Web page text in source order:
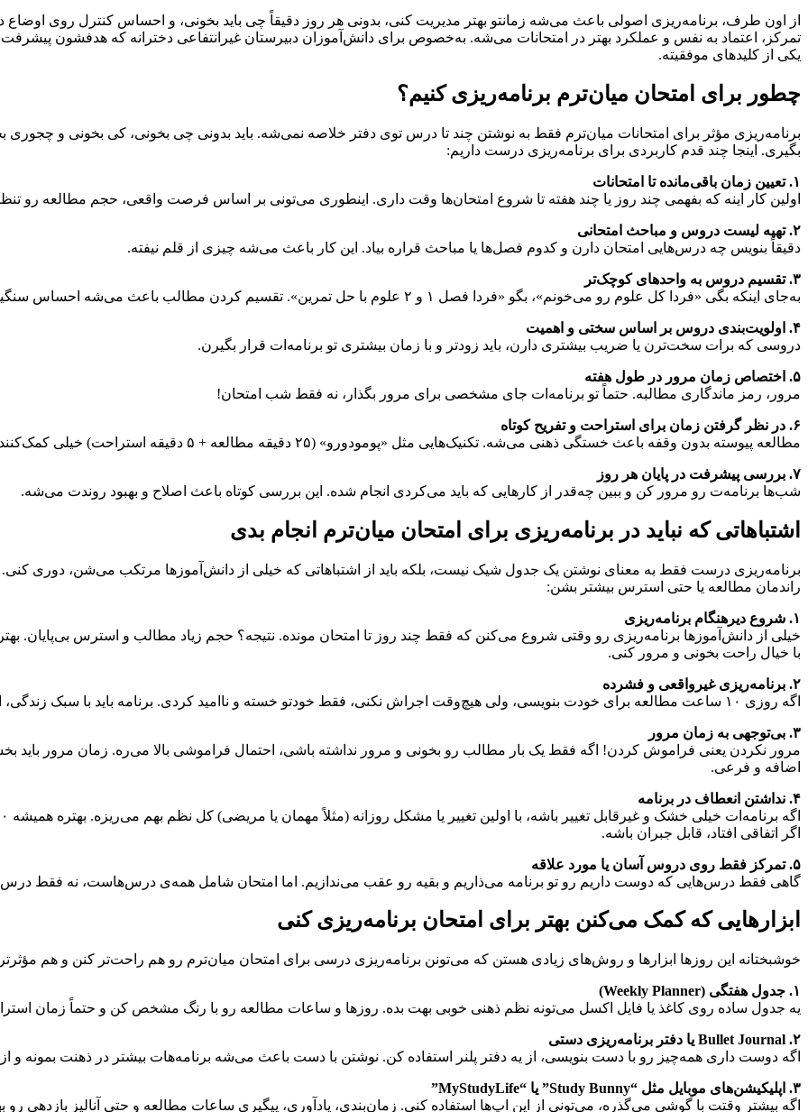
از اون طرف، برنامه‌ریزی اصولی باعث می‌شه زمانتو بهتر مدیریت کنی، بدونی هر روز دقیقاً چی باید بخونی، و احساس کنترل روی
تمرکز، اعتماد به نفس و عملکرد بهتر در امتحانات می‌شه. به‌خصوص برای دانش‌آموزان دبیرستان غیرانتفاعی دخترانه که هدفشون
یکی از کلیدهای موفقیته.
چطور برای امتحان میان‌ترم برنامه‌ریزی کنیم؟
برنامه‌ریزی مؤثر برای امتحانات میان‌ترم فقط به نوشتن چند تا درس توی دفتر خلاصه نمی‌شه. باید بدونی چی بخونی، کی بخونی و چجوری
بگیری. اینجا چند قدم کاربردی برای برنامه‌ریزی درست داریم:
۱. تعیین زمان باقی‌مانده تا امتحانات
اولین کار اینه که بفهمی چند روز یا چند هفته تا شروع امتحان‌ها وقت داری. اینطوری می‌تونی بر اساس فرصت واقعی، حجم مطالعه رو
۲. تهیه لیست دروس و مباحث امتحانی
دقیقاً بنویس چه درس‌هایی امتحان دارن و کدوم فصل‌ها یا مباحث قراره بیاد. این کار باعث می‌شه چیزی از قلم نیفته.
۳. تقسیم دروس به واحدهای کوچک‌تر
به‌جای اینکه بگی «فردا کل علوم رو می‌خونم»، بگو «فردا فصل ۱ و ۲ علوم با حل تمرین». تقسیم کردن مطالب باعث می‌شه احساس سنگینی نکنی و پیشرفت رو بهتر ببینی.
۴. اولویت‌بندی دروس بر اساس سختی و اهمیت
دروسی که برات سخت‌ترن یا ضریب بیشتری دارن، باید زودتر و با زمان بیشتری تو برنامه‌ات قرار بگیرن.
۵. اختصاص زمان مرور در طول هفته
مرور، رمز ماندگاری مطالبه. حتماً تو برنامه‌ات جای مشخصی برای مرور بگذار، نه فقط شب امتحان!
۶. در نظر گرفتن زمان برای استراحت و تفریح کوتاه
مطالعه پیوسته بدون وقفه باعث خستگی ذهنی می‌شه. تکنیک‌هایی مثل «پومودورو» (۲۵ دقیقه مطالعه + ۵ دقیقه استراحت) خیلی کمک‌کننده‌ان.
۷. بررسی پیشرفت در پایان هر روز
شب‌ها برنامه‌ت رو مرور کن و ببین چه‌قدر از کارهایی که باید می‌کردی انجام شده. این بررسی کوتاه باعث اصلاح و بهبود روندت می‌شه.
اشتباهاتی که نباید در برنامه‌ریزی برای امتحان میان‌ترم انجام بدی
برنامه‌ریزی درست فقط به معنای نوشتن یک جدول شیک نیست، بلکه باید از اشتباهاتی که خیلی از دانش‌آموزها مرتکب می‌شن، دوری
راندمان مطالعه یا حتی استرس بیشتر بشن:
۱. شروع دیرهنگام برنامه‌ریزی
خیلی از دانش‌آموزها برنامه‌ریزی رو وقتی شروع می‌کنن که فقط چند روز تا امتحان مونده. نتیجه؟ حجم زیاد مطالب و استرس بی‌پایان.
با خیال راحت بخونی و مرور کنی.
۲. برنامه‌ریزی غیرواقعی و فشرده
اگه روزی ۱۰ ساعت مطالعه برای خودت بنویسی، ولی هیچ‌وقت اجراش نکنی، فقط خودتو خسته و ناامید کردی. برنامه باید با سبک زندگی، انرژی و توانت هماهنگ باشه.
۳. بی‌توجهی به زمان مرور
مرور نکردن یعنی فراموش کردن! اگه فقط یک بار مطالب رو بخونی و مرور نداشته باشی، احتمال فراموشی بالا می‌ره. زمان مرور باید
اضافه و فرعی.
۴. نداشتن انعطاف در برنامه
اگر اتفاقی افتاد، قابل جبران باشه.
۵. تمرکز فقط روی دروس آسان یا مورد علاقه
گاهی فقط درس‌هایی که دوست داریم رو تو برنامه می‌ذاریم و بقیه رو عقب می‌ندازیم. اما امتحان شامل همه‌ی درس‌هاست، نه فقط
ابزارهایی که کمک می‌کنن بهتر برای امتحان برنامه‌ریزی کنی
خوشبختانه این روزها ابزارها و روش‌های زیادی هستن که می‌تونن برنامه‌ریزی درسی برای امتحان میان‌ترم رو هم راحت‌تر کنن و هم
۱. جدول هفتگی (Weekly Planner)
یه جدول ساده روی کاغذ یا فایل اکسل می‌تونه نظم ذهنی خوبی بهت بده. روزها و ساعات مطالعه رو با رنگ مشخص کن و حتماً زمان
۲. Bullet Journal یا دفتر برنامه‌ریزی دستی
اگه دوست داری همه‌چیز رو با دست بنویسی، از یه دفتر پلنر استفاده کن. نوشتن با دست باعث می‌شه برنامه‌هات بیشتر در ذهنت بمونه و
۳. اپلیکیشن‌های موبایل مثل “Study Bunny” یا “MyStudyLife”
اگه بیشتر وقتت با گوشی می‌گذره، می‌تونی از این اپ‌ها استفاده کنی. زمان‌بندی، یادآوری، پیگیری ساعات مطالعه و حتی آنالیز بازدهی